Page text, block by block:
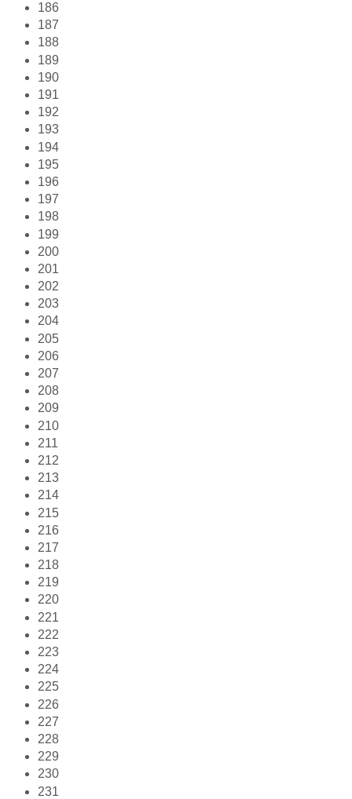
186
187
188
189
190
191
192
193
194
195
196
197
198
199
200
201
202
203
204
205
206
207
208
209
210
211
212
213
214
215
216
217
218
219
220
221
222
223
224
225
226
227
228
229
230
231